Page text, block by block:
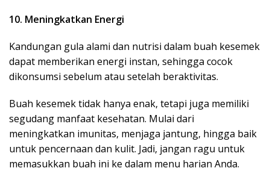
10. Meningkatkan Energi
Kandungan gula alami dan nutrisi dalam buah kesemek
dapat memberikan energi instan, sehingga cocok
dikonsumsi sebelum atau setelah beraktivitas.
Buah kesemek tidak hanya enak, tetapi juga memiliki
segudang manfaat kesehatan. Mulai dari
meningkatkan imunitas, menjaga jantung, hingga baik
untuk pencernaan dan kulit. Jadi, jangan ragu untuk
memasukkan buah ini ke dalam menu harian Anda.